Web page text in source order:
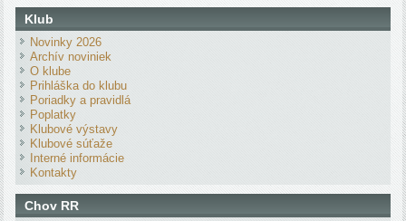
Klub
Novinky 2026
Archív noviniek
O klube
Prihláška do klubu
Poriadky a pravidlá
Poplatky
Klubové výstavy
Klubové súťaže
Interné informácie
Kontakty
Chov RR